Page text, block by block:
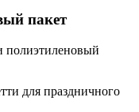
пакет
полиэтиленовый